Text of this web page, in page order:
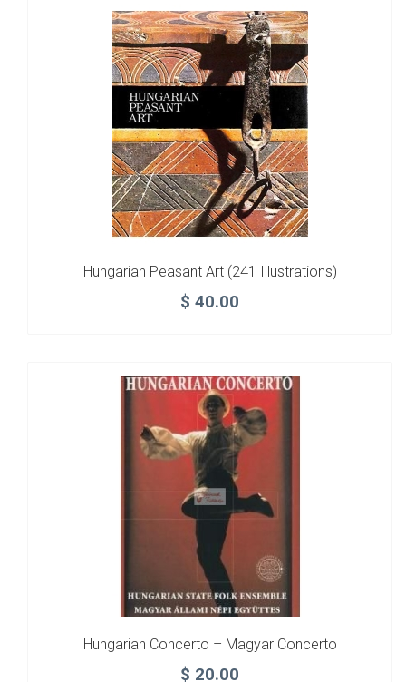
Hungarian Peasant Art (241 Illustrations)
$ 40.00
Hungarian Concerto – Magyar Concerto
$ 20.00